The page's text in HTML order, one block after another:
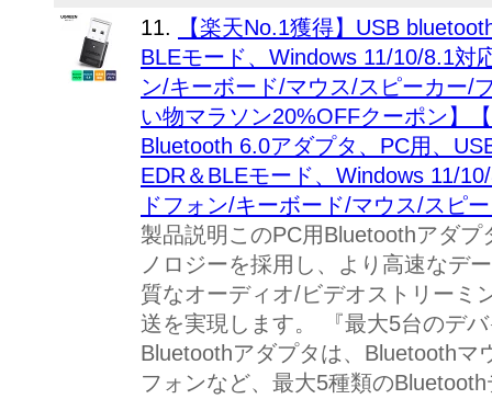
11.
【楽天No.1獲得】USB
BLEモード、Windows 11/10/8.1対
ン/キーボード/マウス/スピーカー/
い物マラソン20%OFFクーポン】
Bluetooth 6.0アダプタ、PC用、
EDR＆BLEモード、Windows 11/
ドフォン/キーボード/マウス/スピ
製品説明このPC用Bluetoothアダ
ノロジーを採用し、より高速なデ
質なオーディオ/ビデオストリーミ
送を実現します。 『最大5台のデ
Bluetoothアダプタは、Bluetooth
フォンなど、最大5種類の